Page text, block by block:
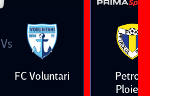
Vs
FC Voluntari
Petrolul
Ploieşti